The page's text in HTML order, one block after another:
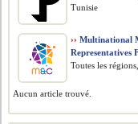
Tunisie
›› Multinational
Representatives
Toutes les
Aucun article trouvé.